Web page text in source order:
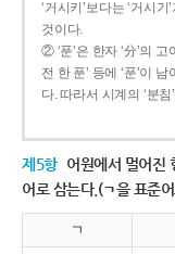
‘거시키’보다는 ‘거시
것이다.
② ‘푼’은 한자 ‘分’의
전 한 푼’ 등에 ‘푼’이
다. 따라서 시계의 ‘분침
제5항 어원에서 멀어진
어로 삼는다.(ㄱ을 표준
ㄱ